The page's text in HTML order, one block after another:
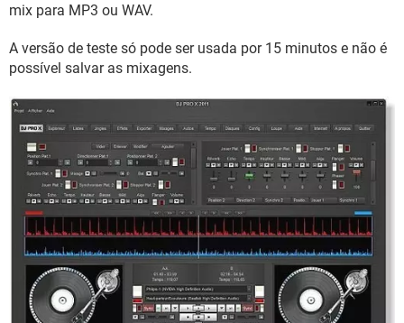
mix para MP3 ou WAV.
A versão de teste só pode ser usada por 15 minutos e não é
possível salvar as mixagens.